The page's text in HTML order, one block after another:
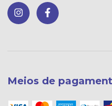
Meios de